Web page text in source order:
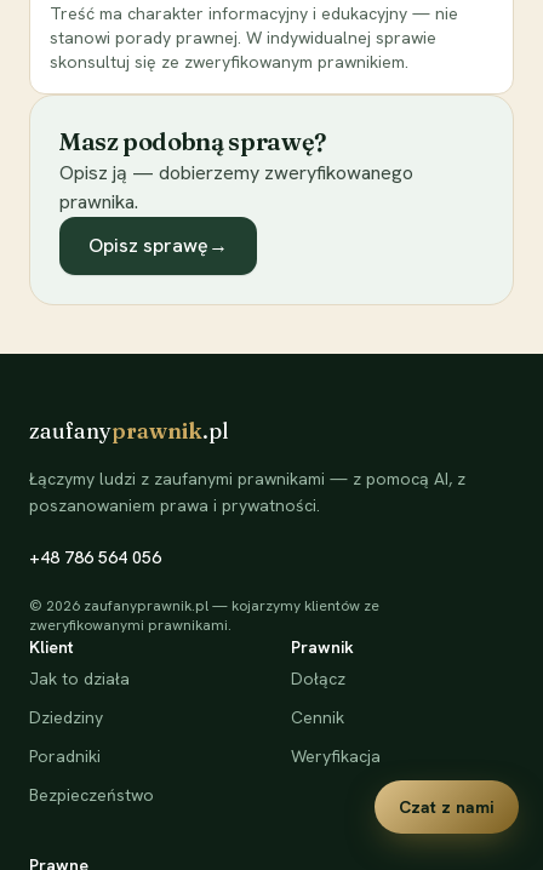
Treść ma charakter informacyjny i edukacyjny — nie
stanowi porady prawnej. W indywidualnej sprawie
skonsultuj się ze zweryfikowanym prawnikiem.
Masz podobną sprawę?
Opisz ją — dobierzemy zweryfikowanego
prawnika.
Opisz sprawę→
zaufanyprawnik.pl
Łączymy ludzi z zaufanymi prawnikami — z pomocą AI, z
poszanowaniem prawa i prywatności.
+48 786 564 056
© 2026 zaufanyprawnik.pl — kojarzymy klientów ze
zweryfikowanymi prawnikami.
Klient
Jak to działa
Dziedziny
Poradniki
Bezpieczeństwo
Prawnik
Dołącz
Cennik
Weryfikacja
Prawne
Czat z nami